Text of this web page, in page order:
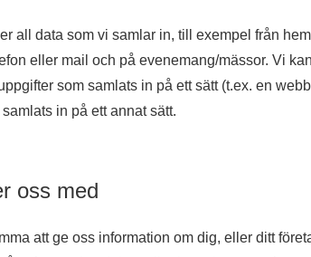
all data som vi samlar in, till exempel från
eller mail och på evenemang/mässor. Vi kan
som samlats in på ett sätt (t.ex. en
in på ett annat sätt.
oss med
att ge oss information om dig, eller ditt